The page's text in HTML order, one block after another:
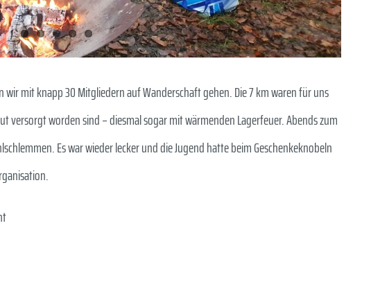
mit knapp 30 Mitgliedern auf Wanderschaft gehen. Die 7 km waren für uns
versorgt worden sind – diesmal sogar mit wärmenden Lagerfeuer. Abends zum
Es war wieder lecker und die Jugend hatte beim Geschenkeknobeln